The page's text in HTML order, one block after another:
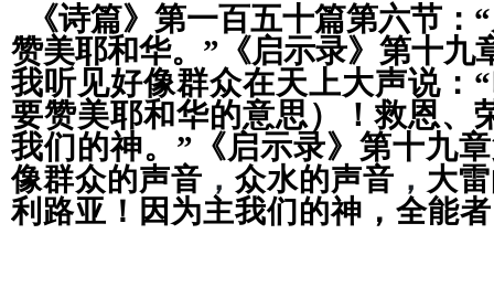
《诗篇》第一百五十篇第六节 ：
赞美耶和华。” 《启示录》第十九
我听见好像群众在天上大声说： “
要赞美耶和华的意思）！救恩、
我们的神。 ” 《启示录》第十九章
像群众的声音 ， 众水的声音 ， 大
利路亚！因为主我们的神 ， 全能者